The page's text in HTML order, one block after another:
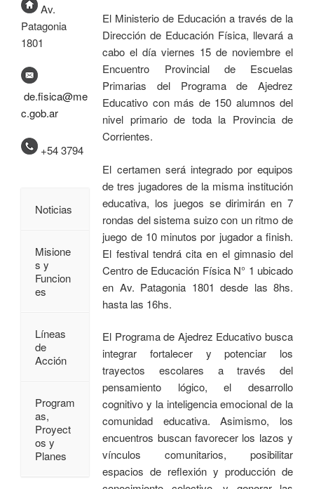
El Ministerio de Educación a través de la
Dirección de Educación Física, llevará a
cabo el día viernes 15 de noviembre el
Encuentro Provincial de Escuelas
Primarias del Programa de Ajedrez
Educativo con más de 150 alumnos del
nivel primario de toda la Provincia de
Corrientes.
El certamen será integrado por equipos
de tres jugadores de la misma institución
educativa, los juegos se dirimirán en 7
rondas del sistema suizo con un ritmo de
juego de 10 minutos por jugador a finish.
El festival tendrá cita en el gimnasio del
Centro de Educación Física N° 1 ubicado
en Av. Patagonia 1801 desde las 8hs.
hasta las 16hs.
El Programa de Ajedrez Educativo busca
integrar fortalecer y potenciar los
trayectos escolares a través del
pensamiento lógico, el desarrollo
cognitivo y la inteligencia emocional de la
comunidad educativa. Asimismo, los
encuentros buscan favorecer los lazos y
vínculos comunitarios, posibilitar
espacios de reflexión y producción de
Av.
Patagonia
1801
de.fisica@me
c.gob.ar
+54 3794
Noticias
Misione
s y
Funcion
es
Líneas
de
Acción
Program
as,
Proyect
os y
Planes